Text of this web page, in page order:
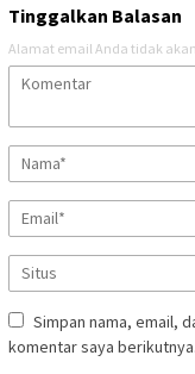
Tinggalkan Balasan
Alamat email Anda tidak
Simpan nama, email,
komentar saya berikutnya.